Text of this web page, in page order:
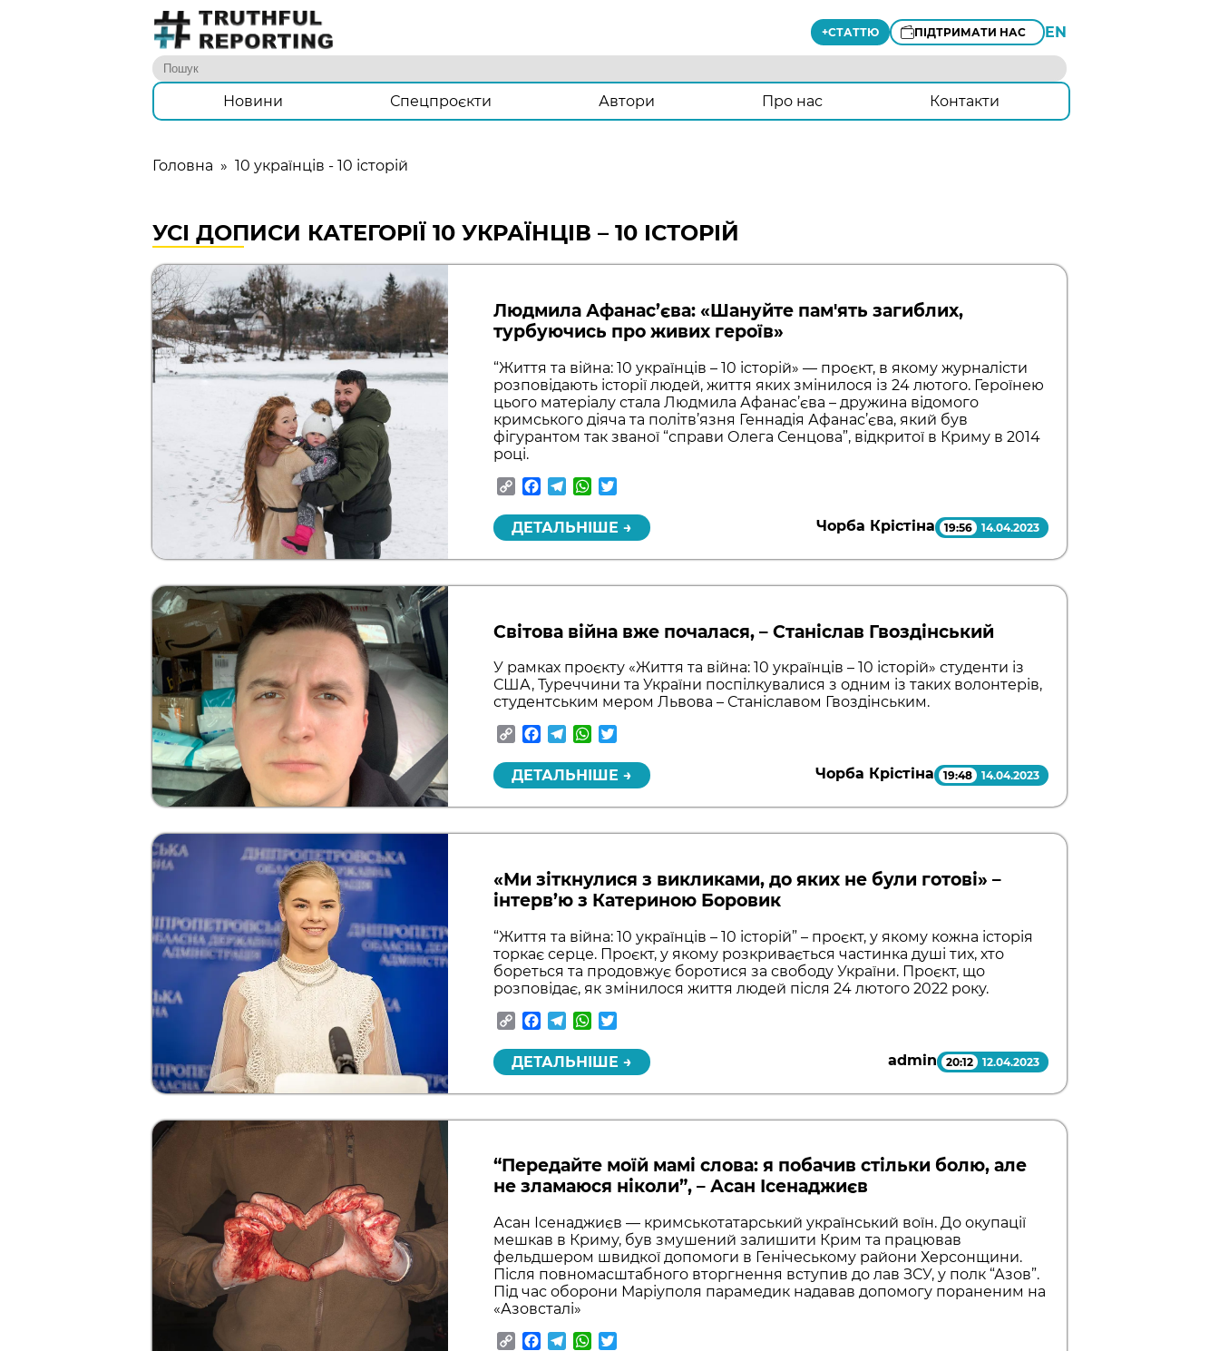
+СТАТТЮ ПІДТРИМАТИ НАС EN
Новини Спецпроєкти Автори Про нас Контакти
Головна » 10 українців - 10 історій
УСІ ДОПИСИ КАТЕГОРІЇ 10 УКРАЇНЦІВ – 10 ІСТОРІЙ
Людмила Афанас’єва: «Шануйте пам'ять загиблих,
турбуючись про живих героїв»
“Життя та війна: 10 українців – 10 історій» — проєкт, в якому журналісти
розповідають історії людей, життя яких змінилося із 24 лютого. Героїнею
цього матеріалу стала Людмила Афанас’єва – дружина відомого
кримського діяча та політв’язня Геннадія Афанас’єва, який був
фігурантом так званої “справи Олега Сенцова”, відкритої в Криму в 2014
році.
CopyFacebook
TelegramWhatsApp
ДЕТАЛЬНІШЕ → Чорба Крістіна 19:56 14.04.2023
Світова війна вже почалася, – Станіслав Гвоздінський
У рамках проєкту «Життя та війна: 10 українців – 10 історій» студенти із
США, Туреччини та України поспілкувалися з одним із таких волонтерів,
студентським мером Львова – Станіславом Гвоздінським.
CopyFacebook
TelegramWhatsApp
ДЕТАЛЬНІШЕ → Чорба Крістіна 19:48 14.04.2023
«Ми зіткнулися з викликами, до яких не були готові» –
інтерв’ю з Катериною Боровик
“Життя та війна: 10 українців – 10 історій” – проєкт, у якому кожна історія
торкає серце. Проєкт, у якому розкривається частинка душі тих, хто
бореться та продовжує боротися за свободу України. Проєкт, що
розповідає, як змінилося життя людей після 24 лютого 2022 року.
CopyFacebook
TelegramWhatsApp
ДЕТАЛЬНІШЕ → admin 20:12 12.04.2023
“Передайте моїй мамі слова: я побачив стільки болю, але
не зламаюся ніколи”, – Асан Ісенаджиєв
Асан Ісенаджиєв — кримськотатарський український воїн. До окупації
мешкав в Криму, був змушений залишити Крим та працював
фельдшером швидкої допомоги в Генічеському райони Херсонщини.
Після повномасштабного вторгнення вступив до лав ЗСУ, у полк “Азов”.
Під час оборони Маріуполя парамедик надавав допомогу пораненим на
«Азовсталі»
CopyFacebook
TelegramWhatsApp